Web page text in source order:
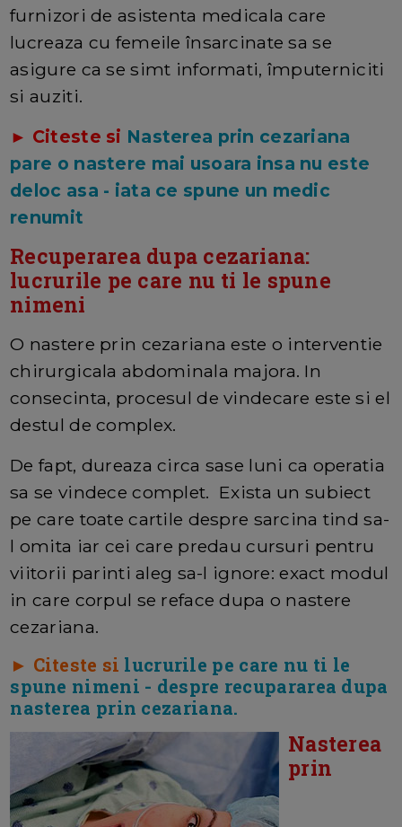
furnizori de asistenta medicala care
lucreaza cu femeile însarcinate sa se
asigure ca se simt informati, împuterniciti
si auziti.
► Citeste si Nasterea prin cezariana
pare o nastere mai usoara insa nu este
deloc asa - iata ce spune un medic
renumit
Recuperarea dupa cezariana:
lucrurile pe care nu ti le spune
nimeni
O nastere prin cezariana este o interventie
chirurgicala abdominala majora. In
consecinta, procesul de vindecare este si el
destul de complex.
De fapt, dureaza circa sase luni ca operatia
sa se vindece complet. Exista un subiect
pe care toate cartile despre sarcina tind sa-
l omita iar cei care predau cursuri pentru
viitorii parinti aleg sa-l ignore: exact modul
in care corpul se reface dupa o nastere
cezariana.
► Citeste si lucrurile pe care nu ti le
spune nimeni - despre recupararea dupa
nasterea prin cezariana.
Nasterea
prin